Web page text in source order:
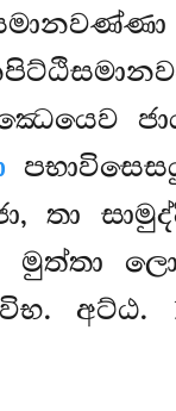
තා
මුත්තා
අට්ඨ.